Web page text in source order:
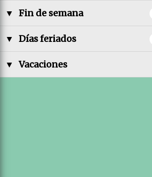
▼ Fin de semana
▼ Días feriados
▼ Vacaciones